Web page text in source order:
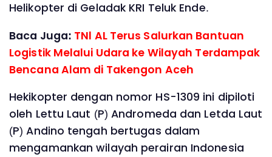
Helikopter di Geladak KRI Teluk Ende.
Baca Juga: TNl AL Terus Salurkan Bantuan
Logistik Melalui Udara ke Wilayah Terdampak
Bencana Alam di Takengon Aceh
Hekikopter dengan nomor HS-1309 ini dipiloti
oleh Lettu Laut (P) Andromeda dan Letda Laut
(P) Andino tengah bertugas dalam
mengamankan wilayah perairan Indonesia